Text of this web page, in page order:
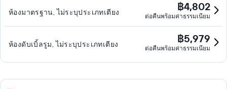
ห้องมาตรฐาน, ไม่ระบุประเภทเตียง ฿4,802
ต่อคืนพร้อมค่าธรรมเนียม
ห้องดับเบิ้ลรูม, ไม่ระบุประเภทเตียง ฿5,979
ต่อคืนพร้อมค่าธรรมเนียม